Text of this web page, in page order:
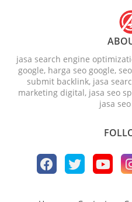
jasa search engine
google, harga seo google,
submit backlink, jasa
marketing digital, jasa seo
jasa